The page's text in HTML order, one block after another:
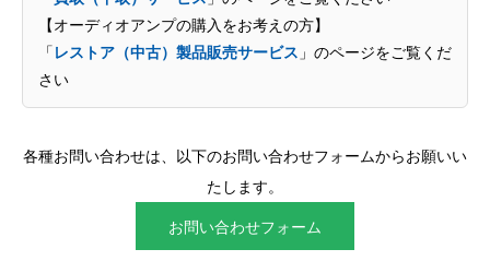
【オーディオアンプの購入をお考えの方】
「レストア（中古）製品販売サービス 」のページをご覧くだ
さい
各種お問い合わせは、以下のお問い合わせフォームからお願いい
たします。
お問い合わせフォーム